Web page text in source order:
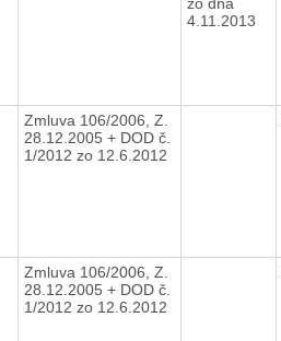
4.11.2013
Zmluva 106/2006, Z.
28.12.2005 + DOD č.
1/2012 zo 12.6.2012
Zmluva 106/2006, Z.
28.12.2005 + DOD č.
1/2012 zo 12.6.2012